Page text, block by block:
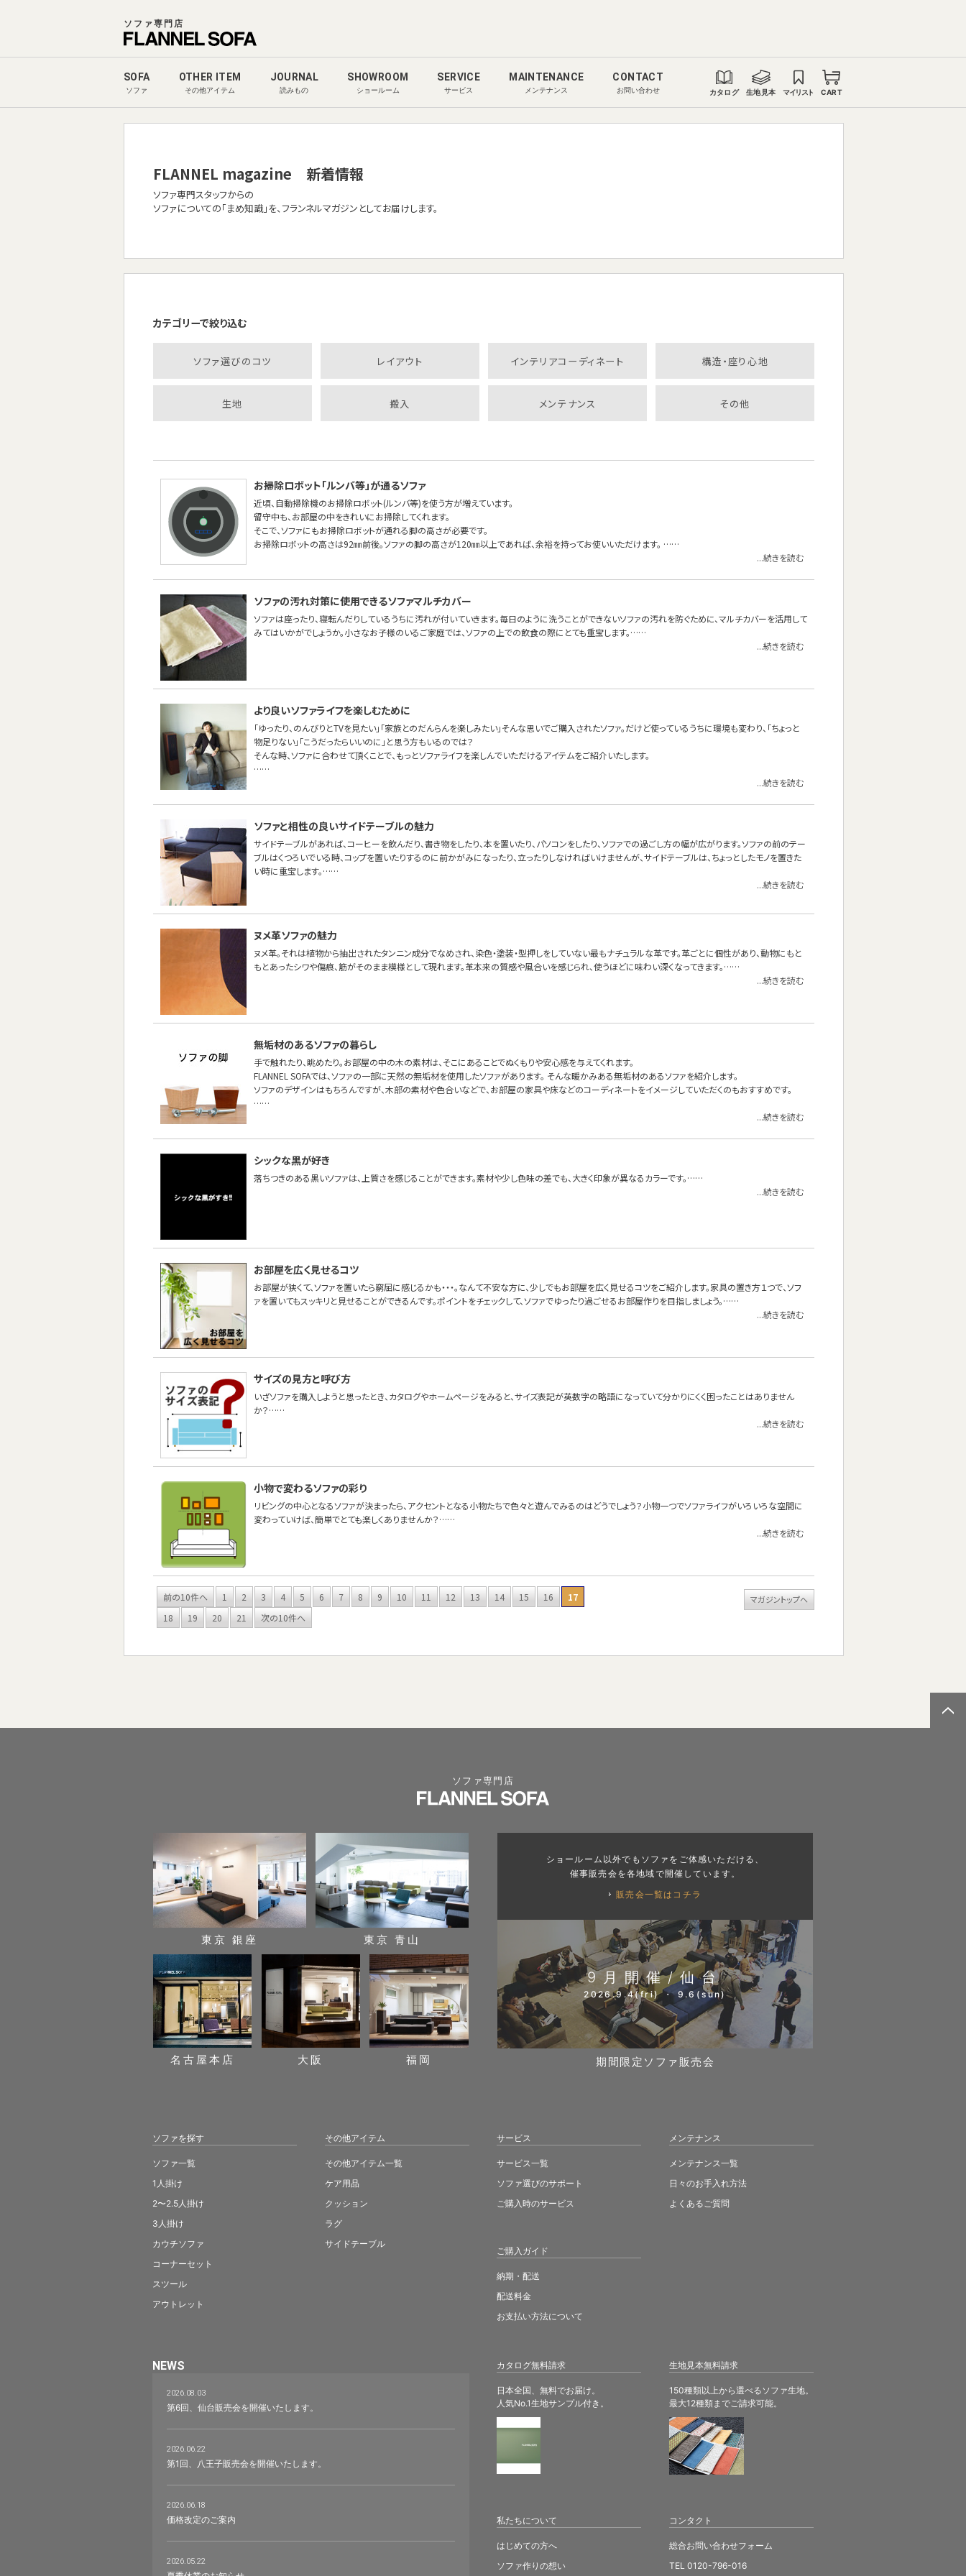
ソファ専門店
SOFA
ソファ
OTHER ITEM
その他アイテム
JOURNAL
読みもの
SHOWROOM
ショールーム
SERVICE
サービス
MAINTENANCE
メンテナンス
CONTACT
お問い合わせ カタログ 生地見本 マイリスト CART
FLANNEL magazine 新着情報
ソファ専門スタッフからの
ソファについての「まめ知識」を、フランネルマガジンとしてお届けします。
カテゴリーで絞り込む
ソファ選びのコツ レイアウト インテリアコーディネート 構造・座り心地
生地 搬入 メンテナンス その他
お掃除ロボット「ルンバ等」が通るソファ
近頃、自動掃除機のお掃除ロボット(ルンバ等)を使う方が増えています。
留守中も、お部屋の中をきれいにお掃除してくれます。
そこで、ソファにもお掃除ロボットが通れる脚の高さが必要です。
お掃除ロボットの高さは92㎜前後。ソファの脚の高さが120㎜以上であれば、余裕を持ってお使いいただけます。 ……
...続きを読む
ソファの汚れ対策に使用できるソファマルチカバー
ソファは座ったり、寝転んだりしているうちに汚れが付いていきます。毎日のように洗うことができないソファの汚れを防ぐために、マルチカバーを活用して
みてはいかがでしょうか。小さなお子様のいるご家庭では、ソファの上での飲食の際にとても重宝します。……
...続きを読む
より良いソファライフを楽しむために
「ゆったり、のんびりとTVを見たい」「家族とのだんらんを楽しみたい」そんな思いでご購入されたソファ。だけど使っているうちに環境も変わり、「ちょっと
物足りない」「こうだったらいいのに」と思う方もいるのでは？
そんな時、ソファに合わせて頂くことで、もっとソファライフを楽しんでいただけるアイテムをご紹介いたします。
……
...続きを読む
ソファと相性の良いサイドテーブルの魅力
サイドテーブルがあれば、コーヒーを飲んだり、書き物をしたり、本を置いたり、パソコンをしたり、ソファでの過ごし方の幅が広がります。ソファの前のテー
ブルはくつろいでいる時、コップを置いたりするのに前かがみになったり、立ったりしなければいけませんが、サイドテーブルは、ちょっとしたモノを置きた
い時に重宝します。……
...続きを読む
ヌメ革ソファの魅力
ヌメ革。それは植物から抽出されたタンニン成分でなめされ、染色・塗装・型押しをしていない最もナチュラルな革です。革ごとに個性があり、動物にもと
もとあったシワや傷痕、筋がそのまま模様として現れます。革本来の質感や風合いを感じられ、使うほどに味わい深くなってきます。……
...続きを読む
無垢材のあるソファの暮らし
手で触れたり、眺めたり。お部屋の中の木の素材は、そこにあることでぬくもりや安心感を与えてくれます。
FLANNEL SOFAでは、ソファの一部に天然の無垢材を使用したソファがあります。 そんな暖かみある無垢材のあるソファを紹介します。
ソファのデザインはもちろんですが、木部の素材や色合いなどで、お部屋の家具や床などのコーディネートをイメージしていただくのもおすすめです。
……
...続きを読む
シックな黒が好き
落ちつきのある黒いソファは、上質さを感じることができます。素材や少し色味の差でも、大きく印象が異なるカラーです。……
...続きを読む
お部屋を広く見せるコツ
お部屋が狭くて、ソファを置いたら窮屈に感じるかも・・・。なんて不安な方に、少しでもお部屋を広く見せるコツをご紹介します。家具の置き方１つで、ソフ
ァを置いてもスッキリと見せることができるんです。ポイントをチェックして、ソファでゆったり過ごせるお部屋作りを目指しましょう。……
...続きを読む
サイズの見方と呼び方
いざソファを購入しようと思ったとき、カタログやホームページをみると、サイズ表記が英数字の略語になっていて分かりにくく困ったことはありません
か？……
...続きを読む
小物で変わるソファの彩り
リビングの中心となるソファが決まったら、アクセントとなる小物たちで色々と遊んでみるのはどうでしょう？小物一つでソファライフがいろいろな空間に
変わっていけば、簡単でとても楽しくありませんか？……
...続きを読む
前の10件へ 1 2 3 4 5 6 7 8 9 10 11 12 13 14 15 16
17
18
19 20 21 次の10件へ
マガジントップへ
ソファ専門店
カタログ無料請求
日本全国、無料でお届け。
人気No.1生地サンプル付き。
生地見本無料請求
150種類以上から選べるソファ生地。
最大12種類までご請求可能。
東京 銀座 東京 青山
名古屋本店 大阪 福岡
ショールーム以外でもソファをご体感いただける、
催事販売会を各地域で開催しています。
販売会一覧はコチラ
9月開催/仙台
2026.9.4(fri) ・ 9.6(sun)
期間限定ソファ販売会
ソファを探す
ソファ一覧
1人掛け
2〜2.5人掛け
3人掛け
カウチソファ
コーナーセット
スツール
アウトレット
その他アイテム
その他アイテム一覧
ケア用品
クッション
ラグ
サイドテーブル
サービス
サービス一覧
ソファ選びのサポート
ご購入時のサービス
ご購入ガイド
納期・配送
配送料金
お支払い方法について
メンテナンス
メンテナンス一覧
日々のお手入れ方法
よくあるご質問
NEWS
2026.08.03
第6回、仙台販売会を開催いたします。
2026.06.22
第1回、八王子販売会を開催いたします。
2026.06.18
価格改定のご案内
2026.05.22
私たちについて
はじめての方へ
ソファ作りの想い
コンタクト
総合お問い合わせフォーム
TEL 0120-796-016